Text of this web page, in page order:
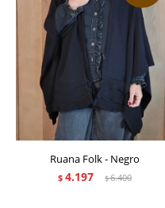
Ruana Folk - Negro
$ 4.197 $6.400